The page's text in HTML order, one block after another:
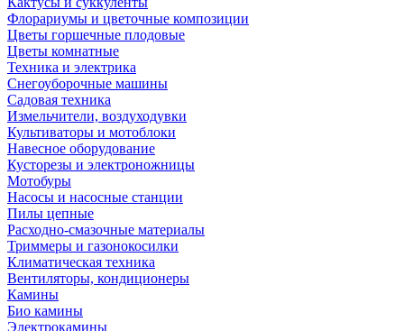
Флорариумы и цветочные композиции
Цветы горшечные плодовые
Цветы комнатные
Техника и электрика
Снегоуборочные машины
Садовая техника
Измельчители, воздуходувки
Культиваторы и мотоблоки
Навесное оборудование
Кусторезы и электроножницы
Мотобуры
Насосы и насосные станции
Пилы цепные
Расходно-смазочные материалы
Триммеры и газонокосилки
Климатическая техника
Вентиляторы, кондиционеры
Камины
Био камины
Электрокамины